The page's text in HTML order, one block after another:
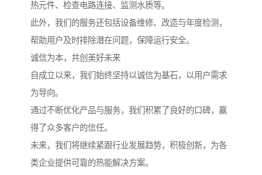
热元件、检查电路连接、监测水质等。
此外，我们的服务还包括设备维修、改造与年度检测，
帮助用户及时排除潜在问题，保障运行安全。
诚信为本，共创美好未来
自成立以来，我们始终坚持以诚信为基石，以用户需求
为导向。
通过不断优化产品与服务，我们积累了良好的口碑，赢
得了众多客户的信任。
未来，我们将继续紧跟行业发展趋势，积极创新，为各
类企业提供可靠的热能解决方案。